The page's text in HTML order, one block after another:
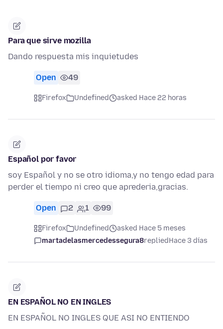
Para que sirve mozilla
Dando respuesta mis inquietudes
Open 49
Firefox Undefined asked Hace 22 horas
Español por favor
soy Español y no se otro idioma,y no tengo edad para
perder el tiempo ni creo que aprederia,gracias.
Open 2 1 99
Firefox Undefined
asked Hace 5 meses
martadelasmercedessegura8repliedHace 3 días
EN ESPAÑOL NO EN INGLES
EN ESPAÑOL NO INGLES QUE ASI NO ENTIENDO